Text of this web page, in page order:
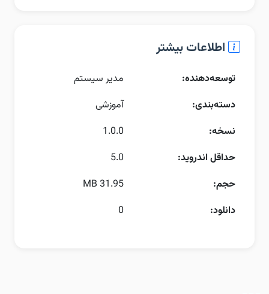
اطلاعات بیشتر
توسعه‌دهنده:
مدیر سیستم
دسته‌بندی:
آموزشی
نسخه:
1.0.0
حداقل اندروید:
5.0
حجم:
31.95 MB
دانلود:
0